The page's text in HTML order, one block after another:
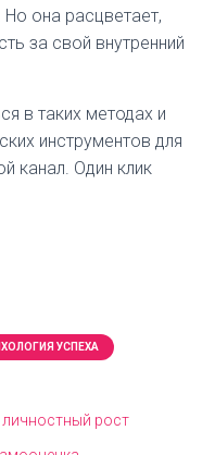
она расцветает,
за свой внутренний
в таких методах и
инструментов для
канал. Один клик
УСПЕХА
личностный рост